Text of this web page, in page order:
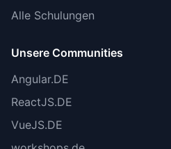
Alle Schulungen
Unsere Communities
Angular.DE
ReactJS.DE
VueJS.DE